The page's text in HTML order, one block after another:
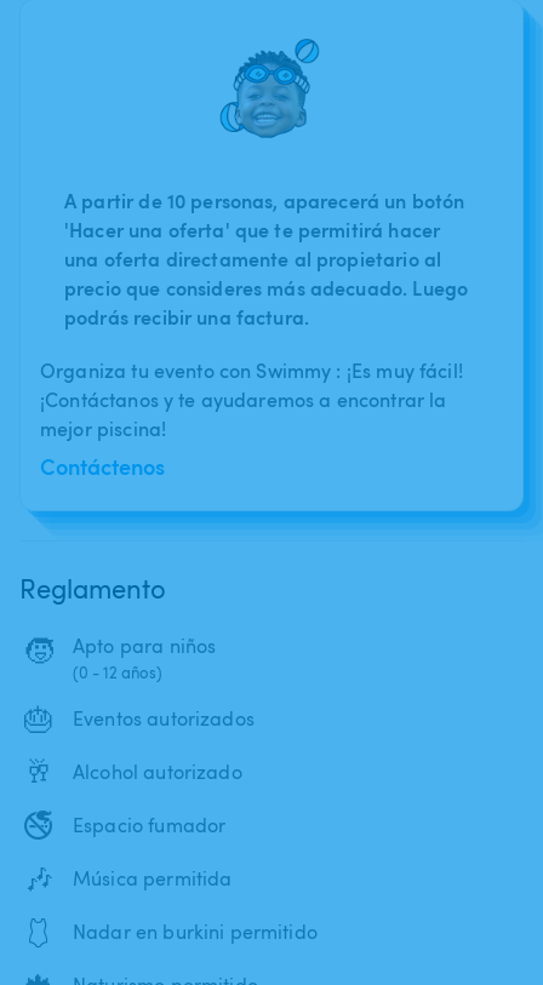
A partir de 10 personas, aparecerá un botón
'Hacer una oferta' que te permitirá hacer
una oferta directamente al propietario al
precio que consideres más adecuado. Luego
podrás recibir una factura.
Organiza tu evento con Swimmy : ¡Es muy fácil!
¡Contáctanos y te ayudaremos a encontrar la
mejor piscina!
Contáctenos
Reglamento
🧒 Apto para niños
(0 - 12 años)
🎂 Eventos autorizados
🥂 Alcohol autorizado
🚭 Espacio fumador
🎶 Música permitida
🩱 Nadar en burkini permitido